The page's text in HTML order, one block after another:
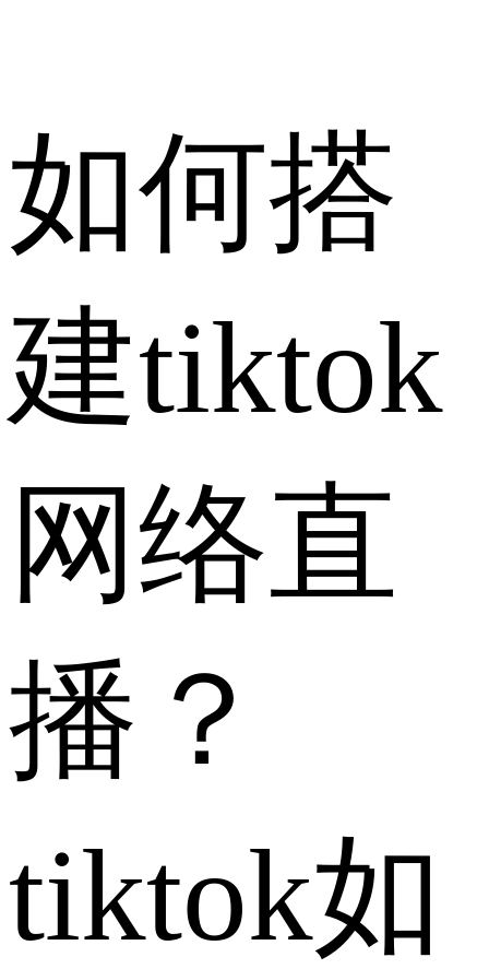
如何搭
建tiktok
网络直
播？
tiktok如